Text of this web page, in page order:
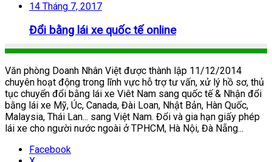
14 Tháng 7, 2017
Đổi bằng lái xe quốc tế online
Văn phòng Doanh Nhân Việt được thành lập 11/12/2014
chuyên hoạt động trong lĩnh vực hỗ trợ tư vấn, xử lý hồ sơ, thủ
tục chuyển đổi bằng lái xe Viêt Nam sang quốc tế & Nhận đổi
bằng lái xe Mỹ, Úc, Canada, Đài Loan, Nhật Bản, Hàn Quốc,
Malaysia, Thái Lan... sang Việt Nam. Đổi và gia hạn giấy phép
lái xe cho người nước ngoài ở TPHCM, Hà Nội, Đà Nẵng...
Facebook